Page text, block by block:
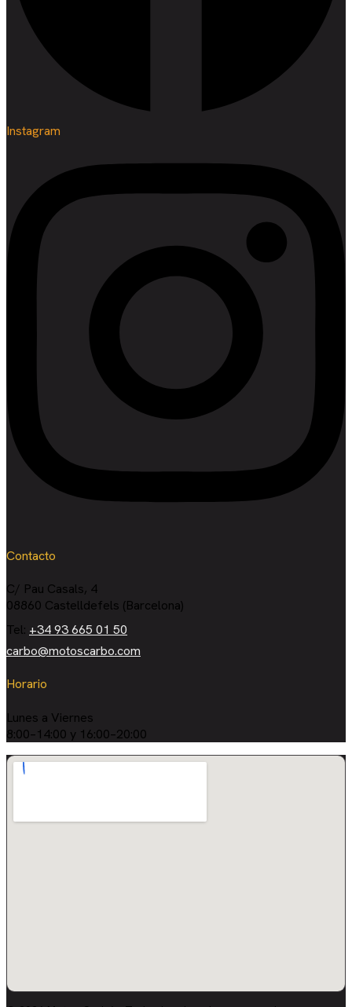
Instagram
Contacto
C/ Pau Casals, 4
08860 Castelldefels (Barcelona)
Tel: +34 93 665 01 50
carbo@motoscarbo.com
Horario
Lunes a Viernes
8:00–14:00 y 16:00–20:00